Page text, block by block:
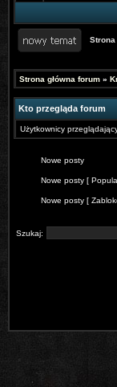
Strona
Strona główna forum »
Kto przegląda forum
Użytkownicy
Nowe posty
Nowe posty [
Nowe posty [
Szukaj: